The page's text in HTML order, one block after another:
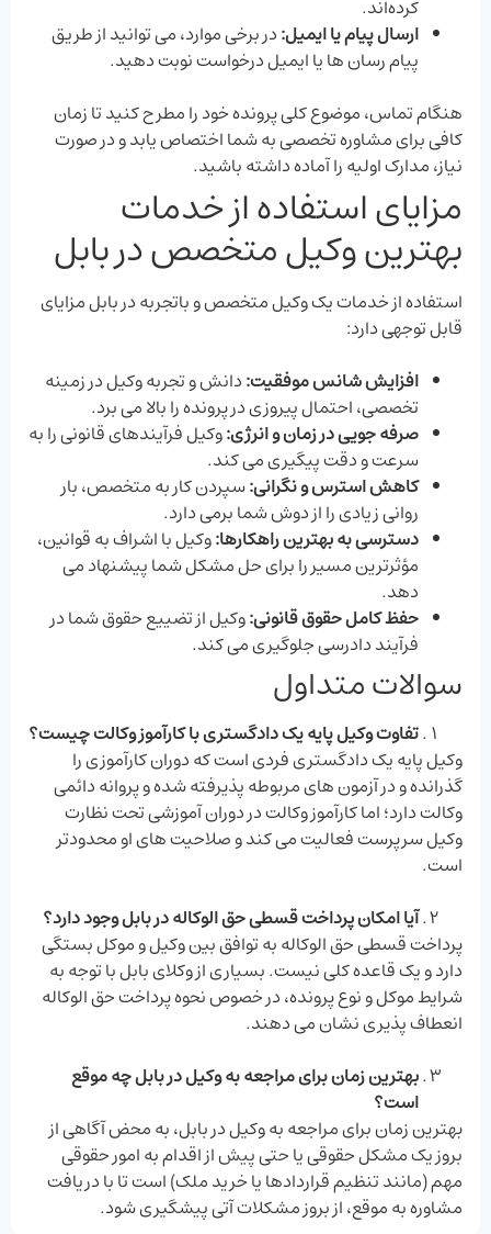
کرده‌اند.
ارسال پیام یا ایمیل:در برخی موارد، می ‌توانید از طریق
پیام ‌رسان‌ ها یا ایمیل درخواست نوبت دهید.
هنگام تماس، موضوع کلی پرونده خود را مطرح کنید تا زمان
کافی برای مشاوره تخصصی به شما اختصاص یابد و در صورت
نیاز، مدارک اولیه را آماده داشته باشید.
مزایای استفاده از خدمات
بهترین وکیل متخصص در بابل
استفاده از خدمات یک وکیل متخصص و باتجربه در بابل مزایای
قابل توجهی دارد:
افزایش شانس موفقیت:دانش و تجربه وکیل در زمینه
تخصصی، احتمال پیروزی در پرونده را بالا می‌ برد.
صرفه‌ جویی در زمان و انرژی:وکیل فرآیندهای قانونی را به
سرعت و دقت پیگیری می ‌کند.
کاهش استرس و نگرانی:سپردن کار به متخصص، بار
روانی زیادی را از دوش شما برمی‌ دارد.
دسترسی به بهترین راهکارها:وکیل با اشراف به قوانین،
مؤثرترین مسیر را برای حل مشکل شما پیشنهاد می
‌دهد.
حفظ کامل حقوق قانونی:وکیل از تضییع حقوق شما در
فرآیند دادرسی جلوگیری می‌ کند.
سوالات متداول
تفاوت وکیل پایه یک دادگستری با کارآموز وکالت چیست؟
وکیل پایه یک دادگستری فردی است که دوران کارآموزی را
گذرانده و در آزمون‌ های مربوطه پذیرفته شده و پروانه دائمی
وکالت دارد؛ اما کارآموز وکالت در دوران آموزشی تحت نظارت
وکیل سرپرست فعالیت می‌ کند و صلاحیت ‌های او محدودتر
است.
آیا امکان پرداخت قسطی حق الوکاله در بابل وجود دارد؟
پرداخت قسطی حق الوکاله به توافق بین وکیل و موکل بستگی
دارد و یک قاعده کلی نیست. بسیاری از وکلای بابل با توجه به
شرایط موکل و نوع پرونده، در خصوص نحوه پرداخت حق ‌الوکاله
انعطاف‌ پذیری نشان می ‌دهند.
بهترین زمان برای مراجعه به وکیل در بابل چه موقع
است؟
بهترین زمان برای مراجعه به وکیل در بابل، به محض آگاهی از
بروز یک مشکل حقوقی یا حتی پیش از اقدام به امور حقوقی
مهم (مانند تنظیم قراردادها یا خرید ملک) است تا با دریافت
مشاوره به موقع، از بروز مشکلات آتی پیشگیری شود.